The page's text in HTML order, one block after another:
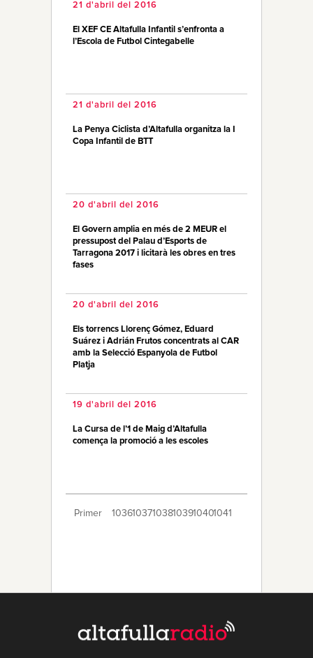
21 d'abril del 2016
El XEF CE Altafulla Infantil s’enfronta a
l’Escola de Futbol Cintegabelle
21 d'abril del 2016
La Penya Ciclista d’Altafulla organitza la I
Copa Infantil de BTT
20 d'abril del 2016
El Govern amplia en més de 2 MEUR el
pressupost del Palau d’Esports de
Tarragona 2017 i licitarà les obres en tres
fases
20 d'abril del 2016
Els torrencs Llorenç Gómez, Eduard
Suárez i Adrián Frutos concentrats al CAR
amb la Selecció Espanyola de Futbol
Platja
19 d'abril del 2016
La Cursa de l’1 de Maig d’Altafulla
comença la promoció a les escoles
Primer 103610371038103910401041
10501051105210531054 Últim